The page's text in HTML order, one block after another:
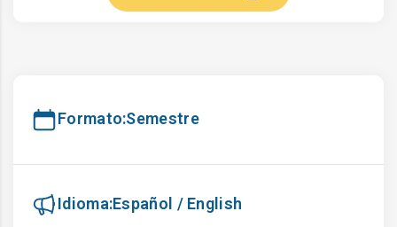
Formato:Semestre
Idioma:Español / English